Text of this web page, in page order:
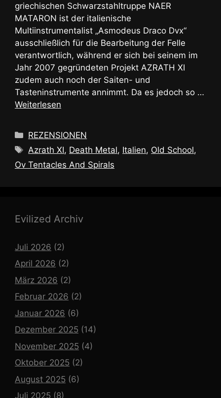
griechischen Schwarzstahltruppe NAER
MATARON ist der italienische
Multiinstrumentalist „Asmodeus Draco Dvx“
ausschließlich für die Bearbeitung der Felle
verantwortlich, während er sich bei seinem im
Jahr 2007 gegründeten Projekt AZRATH XI
zudem auch noch der Saiten- und
Tasteninstrumente annimmt. Da es jedoch so …
Weiterlesen
Kategorien
REZENSIONEN
Schlagwörter
Azrath XI, Death Metal, Italien, Old School,
Ov Tentacles And Spirals
Evilized Archiv
Juli 2026 (2)
April 2026 (2)
März 2026 (2)
Februar 2026 (2)
Januar 2026 (6)
Dezember 2025 (14)
November 2025 (4)
Oktober 2025 (2)
August 2025 (6)
Juli 2025 (8)